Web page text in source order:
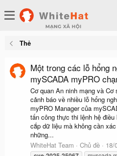
Thẻ
Một trong các lỗ hổng
mySCADA myPRO
Cơ quan An ninh mạng và
cảnh báo về nhiều lỗ hổng
myPRO Manager của
tấn công thực thi lệnh hệ
cắp dữ liệu mà không cần
những...
WhiteHat Team
Chủ đề 18/